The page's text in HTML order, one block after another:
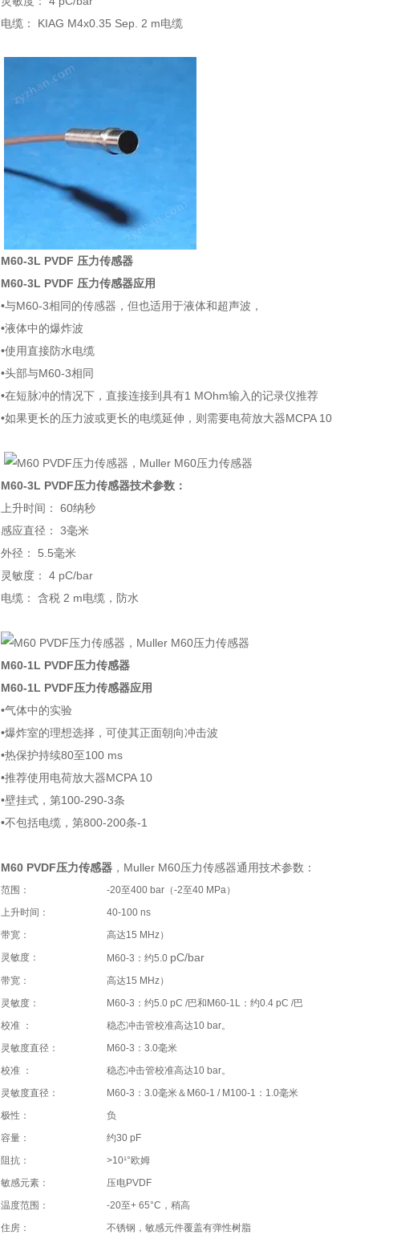
电缆： KIAG M4x0.35 Sep. 2 m电缆
M60-3L PVDF 压力传感器
M60-3L PVDF 压力传感器应用
•与M60-3相同的传感器，但也适用于液体和超声波，
•液体中的爆炸波
•使用直接防水电缆
•头部与M60-3相同
•在短脉冲的情况下，直接连接到具有1 MOhm输入的记录仪推荐
•如果更长的压力波或更长的电缆延伸，则需要电荷放大器MCPA 10
M60-3L PVDF压力传感器技术参数：
上升时间： 60纳秒
感应直径： 3毫米
外径： 5.5毫米
灵敏度： 4 pC/bar
电缆： 含税 2 m电缆，防水
M60-1L PVDF压力传感器
M60-1L PVDF压力传感器应用
•气体中的实验
•爆炸室的理想选择，可使其正面朝向冲击波
•热保护持续80至100 ms
•推荐使用电荷放大器MCPA 10
•壁挂式，第100-290-3条
•不包括电缆，第800-200条-1
M60 PVDF压力传感器，Muller M60压力传感器通用技术参数：
范围：
-20至400 bar（-2至40 MPa）
上升时间：
40-100 ns
带宽：
高达15 MHz）
灵敏度：
M60-3：约5.0 pC/bar
带宽：
高达15 MHz）
灵敏度：
M60-3：约5.0 pC /巴和M60-1L：约0.4 pC /巴
校准 ：
稳态冲击管校准高达10 bar。
灵敏度直径：
M60-3：3.0毫米
校准 ：
稳态冲击管校准高达10 bar。
灵敏度直径：
M60-3：3.0毫米＆M60-1 / M100-1：1.0毫米
极性：
负
容量：
约30 pF
阻抗：
>10¹°欧姆
敏感元素：
压电PVDF
温度范围：
-20至+ 65°C，稍高
住房：
不锈钢，敏感元件覆盖有弹性树脂